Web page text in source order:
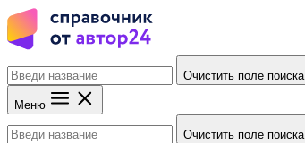
Очистить поле поиска
Меню
Очистить поле поиска